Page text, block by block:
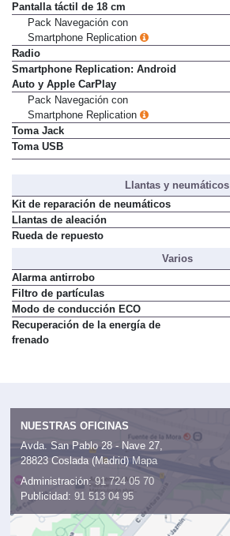
Pantalla táctil de 18 cm
Pack Navegación con
Smartphone Replication
Radio
Smartphone Replication: Android
Auto y Apple CarPlay
Pack Navegación con
Smartphone Replication
Toma Jack
Toma USB
Llantas y neumáticos
Kit de reparación de neumáticos
Llantas de aleación
Rueda de repuesto
Varios
Alarma antirrobo
Filtro de partículas
Modo de conducción ECO
Recuperación de la energía de
frenado
NUESTRAS OFICINAS
Avda. San Pablo 28 - Nave 27,
28823 Coslada (Madrid) Mapa
Administración: 91 724 05 70
Publicidad: 91 513 04 95